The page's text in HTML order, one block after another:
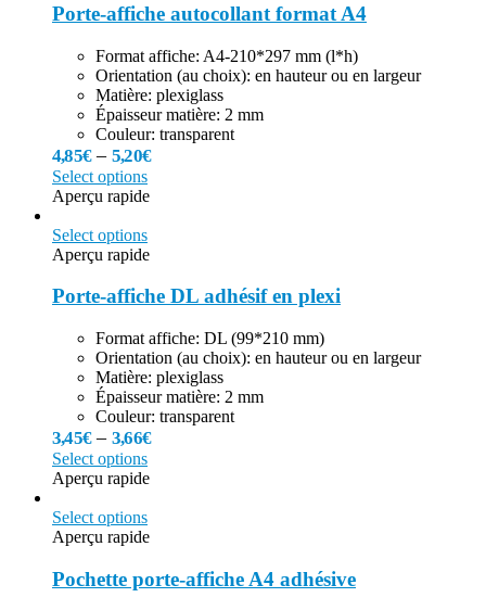
Porte-affiche autocollant format A4
Format affiche: A4-210*297 mm (l*h)
Orientation (au choix): en hauteur ou en largeur
Matière: plexiglass
Épaisseur matière: 2 mm
Couleur: transparent
4,85€–5,20€
Select options
Aperçu rapide
Select options
Aperçu rapide
Porte-affiche DL adhésif en plexi
Format affiche: DL (99*210 mm)
Orientation (au choix): en hauteur ou en largeur
Matière: plexiglass
Épaisseur matière: 2 mm
Couleur: transparent
3,45€–3,66€
Select options
Aperçu rapide
Select options
Aperçu rapide
Pochette porte-affiche A4 adhésive